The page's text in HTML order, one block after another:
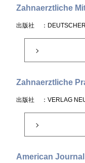
Zahnaerztliche
出版社 ：
Zahnaerztliche
出版社 ：VERLAG
American